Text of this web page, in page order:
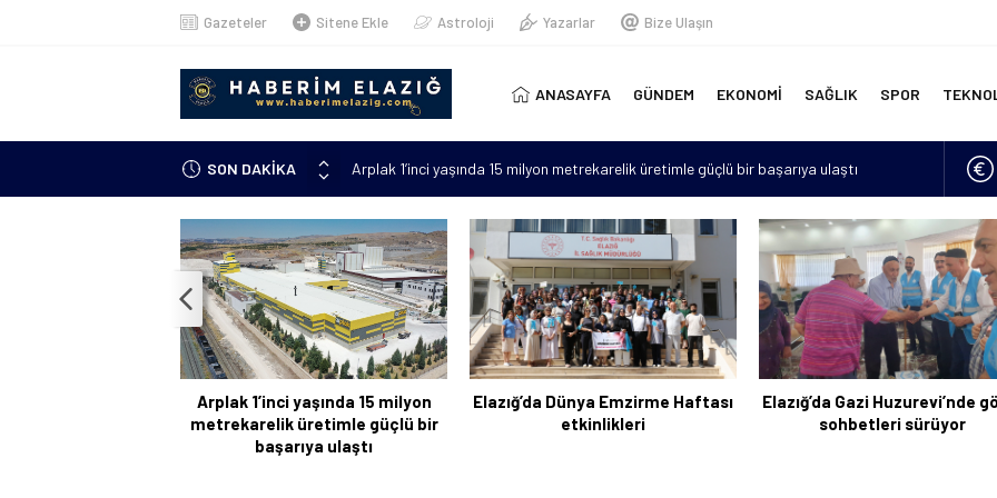
Gazeteler Sitene Ekle Astroloji Yazarlar Bize Ulaşın
ANASAYFA GÜNDEM EKONOMİ SAĞLIK SPOR
SON DAKİKA
Arplak 1’inci yaşında 15 milyon metrekarelik üretimle güçlü bir başarıya ulaştı
Elazığ’da çöp konteynerinde yeni doğmuş bebek bulundu
çıkacak”
Metan gazından şehit olan asker sayısı 12’ye yükseldi
Kanser hastası annesi için 6 bin kilometre geldi: Tercüman bulamadığı için Türkçe
kursuna yazıldı
Arplak 1’inci yaşında 15 milyon
metrekarelik üretimle güçlü bir
başarıya ulaştı
Elazığ’da Dünya Emzirme Haftası
etkinlikleri
Elazığ’da Gazi Huzurevi’nde
sohbetleri sürüyor